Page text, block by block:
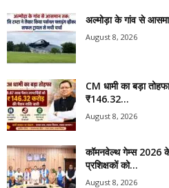
अल्मोड़ा के गांव से
August 8, 2026
CM धामी का बड़ा
₹146.32...
August 8, 2026
कॉमनवेल्थ गेम्स 2026
प्रशिक्षकों को...
August 8, 2026